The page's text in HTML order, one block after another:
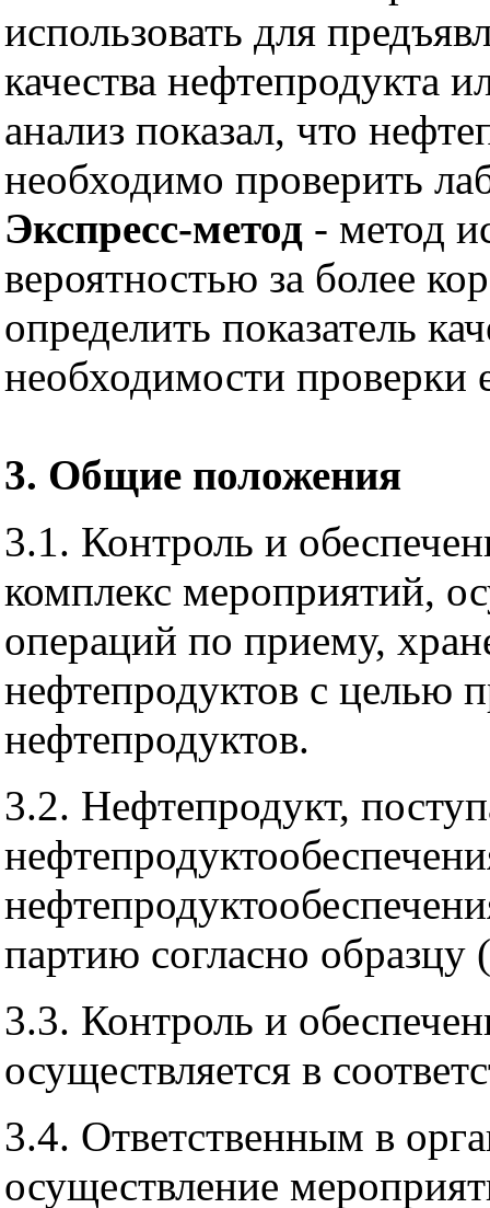
использовать для
качества нефтепродукта
анализ показал, что
необходимо проверить
Экспресс-метод - метод
вероятностью за более
определить показатель
необходимости проверки
3. Общие положения
3.1. Контроль и
комплекс мероприятий,
операций по приему,
нефтепродуктов с целью
нефтепродуктов.
3.2. Нефтепродукт,
партию согласно образцу (
3.3. Контроль и
осуществляется в
3.4. Ответственным в
осуществление